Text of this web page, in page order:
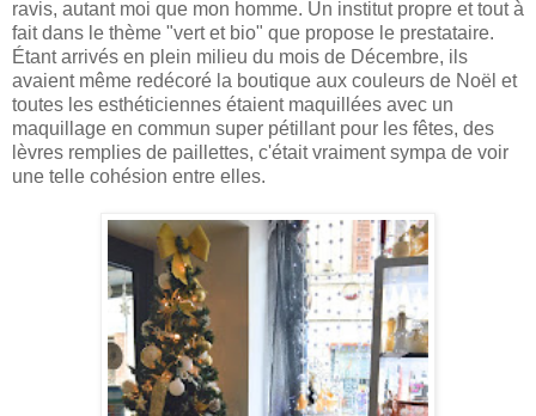
ravis, autant moi que mon homme. Un institut propre et tout à
fait dans le thème "vert et bio" que propose le prestataire.
Étant arrivés en plein milieu du mois de Décembre, ils
avaient même redécoré la boutique aux couleurs de Noël et
toutes les esthéticiennes étaient maquillées avec un
maquillage en commun super pétillant pour les fêtes, des
lèvres remplies de paillettes, c'était vraiment sympa de voir
une telle cohésion entre elles.